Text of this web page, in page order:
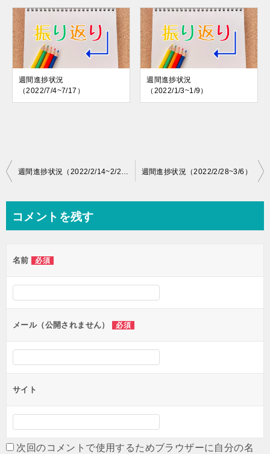
週間進捗状況
（2022/7/4~7/17）
週間進捗状況
（2022/1/3~1/9）
投
ビ
ー
シ
ン
週間進捗状況（2022/2/14~2/20） 週間進捗状況（2022/2/28~3/6）
コメントを残す
名前 必須
メール（公開されません） 必須
サイト
次回のコメントで使用するためブラウザーに自分の名